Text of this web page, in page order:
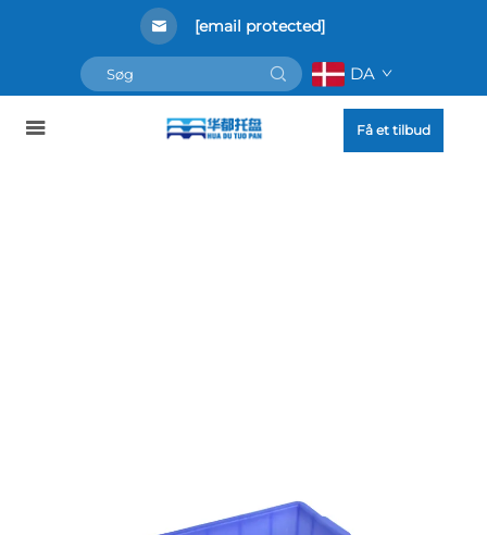
[email protected]
DA
Få et tilbud